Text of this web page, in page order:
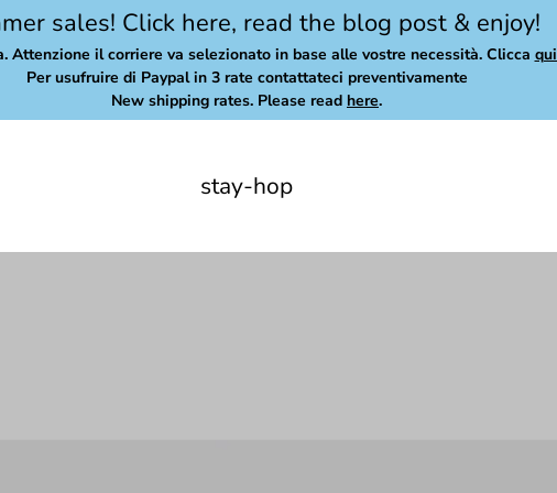
sales! Click here, read the blog post & enjoy!
Attenzione il corriere va selezionato in base alle vostre necessità. Clicca qui
Per usufruire di Paypal in 3 rate contattateci preventivamente
New shipping rates. Please read here.
stay-hop